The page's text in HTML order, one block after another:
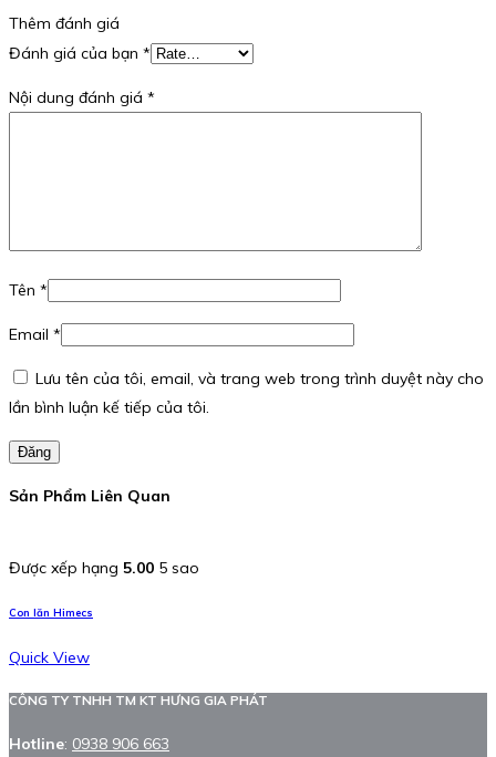
Thêm đánh giá
Đánh giá của bạn *
Nội dung đánh giá *
Tên *
Email *
Lưu tên của tôi, email, và trang web trong trình duyệt này cho
lần bình luận kế tiếp của tôi.
Đăng
Sản Phẩm Liên Quan
Được xếp hạng 5.00 5 sao
Con lăn Himecs
Quick View
CÔNG TY TNHH TM KT HƯNG GIA PHÁT
Hotline: 0938 906 663